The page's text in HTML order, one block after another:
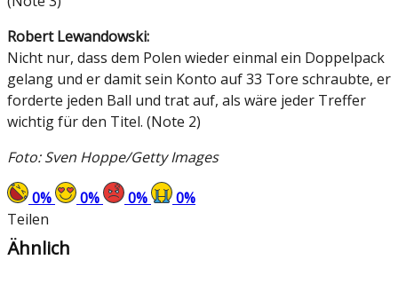
Robert Lewandowski:
Nicht nur, dass dem Polen wieder einmal ein Doppelpack
gelang und er damit sein Konto auf 33 Tore schraubte, er
forderte jeden Ball und trat auf, als wäre jeder Treffer
wichtig für den Titel. (Note 2)
Foto: Sven Hoppe/Getty Images
0% 0% 0% 0%
Teilen
Ähnlich